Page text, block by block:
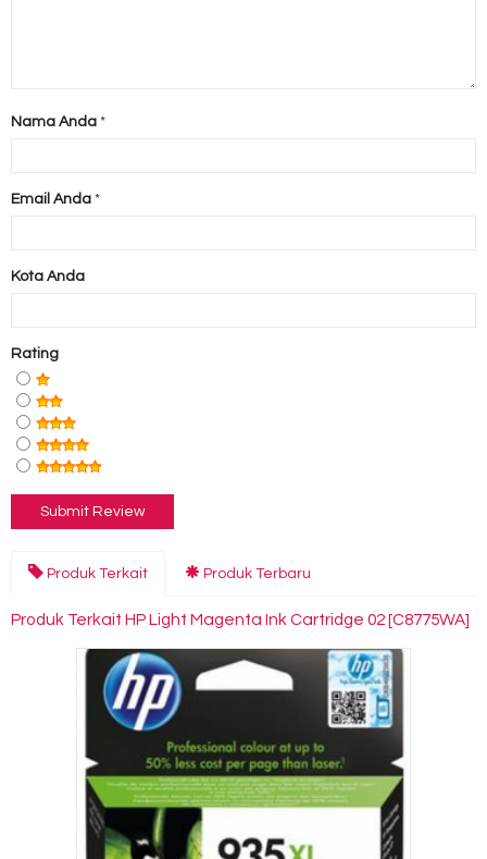
Nama Anda *
Email Anda *
Kota Anda
Rating
Produk Terkait Produk Terbaru
Produk Terkait HP Light Magenta Ink Cartridge 02 [C8775WA]